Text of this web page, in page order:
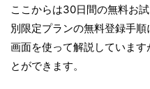
ここからは30日間の無料お
別限定プランの無料登録手
画面を使って解説していま
とができます。